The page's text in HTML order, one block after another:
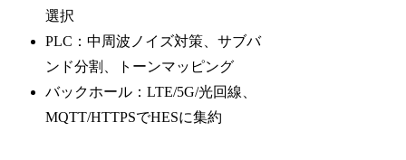
選択
PLC：中周波ノイズ対策、サブバ
ンド分割、トーンマッピング
バックホール：LTE/5G/光回線、
MQTT/HTTPSでHESに集約